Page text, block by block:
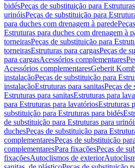
bidésPeças de substituição para
urinóisPeças de substituição para
para duches com drenagem à parede
Estruturas para duches com drenagem à
torneirasPeças de substituição para
torneirasEstruturas para cargasPeças de
para cargasAcessórios complementares
Acessórios complementaresGeberit
instalaçãoPeças de substituição para
instalaçãoEstruturas para sanitasPeças de
Estruturas para sanitasEstruturas para
para Estruturas para lavatóriosEstruturas
substituição para Estruturas para bidés
de substituição para Estruturas para
duchesPeças de substituição para
complementaresPeças de substituição
complementaresPara fixaçõesPeças de
fixaçõesAutoclismos de exterior